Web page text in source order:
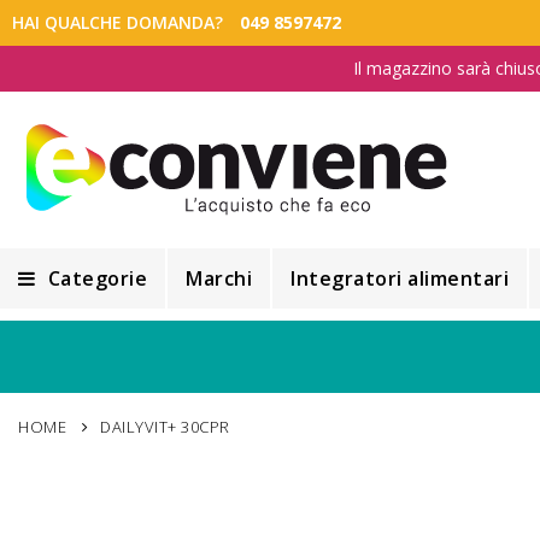
HAI QUALCHE DOMANDA? 049 8597472
Il magazzino sarà
Categorie
Alimentazione e Dietetica
Marchi Integratori alimentari
HOME DAILYVIT+ 30CPR